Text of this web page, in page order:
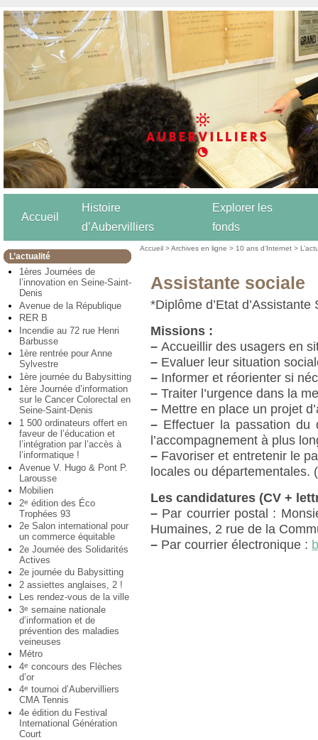
Accueil
Histoire
d’Aubervilliers
Explorer les
fonds
L’actualité
1ères Journées de
l’innovation en Seine-Saint-
Denis
Avenue de la République
RER B
Incendie au 72 rue Henri
Barbusse
1ère rentrée pour Anne
Sylvestre
1ère journée du Babysitting
1ère Journée d’information
sur le Cancer Colorectal en
Seine-Saint-Denis
1 500 ordinateurs offert en
faveur de l’éducation et
l’intégration par l’accès à
l’informatique !
Avenue V. Hugo & Pont P.
Larousse
Mobilien
2e édition des Éco
Trophées 93
2e Salon international pour
un commerce équitable
2e Journée des Solidarités
Actives
2e journée du Babysitting
2 assiettes anglaises, 2 !
Les rendez-vous de la ville
3e semaine nationale
d’information et de
prévention des maladies
veineuses
Métro
4e concours des Flèches
d’or
4e tournoi d’Aubervilliers
CMA Tennis
4e édition du Festival
International Génération
Court
Accueil >Archives en ligne > 10 ans d’Internet >
Assistante sociale
*Diplôme d’Etat
Missions :
– Accueillir des usagers en
– Evaluer leur situation
– Informer et réorienter si
– Traiter l’urgence dans la
– Mettre en place un projet
– Effectuer la passation du
l’accompagnement à plus
– Favoriser et entretenir le
locales ou départementales.
Les candidatures (CV +
– Par courrier postal :
Humaines, 2 rue de la
– Par courrier électronique :